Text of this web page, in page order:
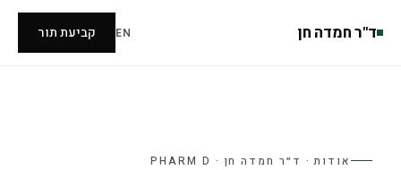
ד"ר חמדה חן EN קביעת תור
אודות · ד״ר חמדה חן · PHARM D